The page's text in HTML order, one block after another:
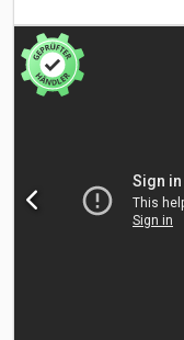
DESCRIPTION HMK
985 mm Löffel
Hydraulikleitung Dual
Hydraulikleitung mit
Drucks (bar) auf dem
Stiel
Kabinenschutzsystem